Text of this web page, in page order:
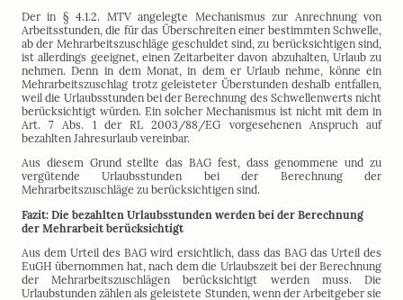
Der in § 4.1.2. MTV angelegte Mechanismus zur Anrechnung von
Arbeitsstunden, die für das Überschreiten einer bestimmten Schwelle,
ab der Mehrarbeitszuschläge geschuldet sind, zu berücksichtigen sind,
ist allerdings geeignet, einen Zeitarbeiter davon abzuhalten, Urlaub zu
nehmen. Denn in dem Monat, in dem er Urlaub nehme, könne ein
Mehrarbeitszuschlag trotz geleisteter Überstunden deshalb entfallen,
weil die Urlaubsstunden bei der Berechnung des Schwellenwerts nicht
berücksichtigt würden. Ein solcher Mechanismus ist nicht mit dem in
Art. 7 Abs. 1 der RL 2003/88/EG vorgesehenen Anspruch auf
bezahlten Jahresurlaub vereinbar.
Aus diesem Grund stellte das BAG fest, dass genommene und zu
vergütende Urlaubsstunden bei der Berechnung der
Mehrarbeitszuschläge zu berücksichtigen sind.
Fazit: Die bezahlten Urlaubsstunden werden bei der Berechnung
der Mehrarbeit berücksichtigt
Aus dem Urteil des BAG wird ersichtlich, dass das BAG das Urteil des
EuGH übernommen hat, nach dem die Urlaubszeit bei der Berechnung
der Mehrarbeitszuschlägen berücksichtigt werden muss. Die
Urlaubstunden zählen als geleistete Stunden, wenn der Arbeitgeber sie